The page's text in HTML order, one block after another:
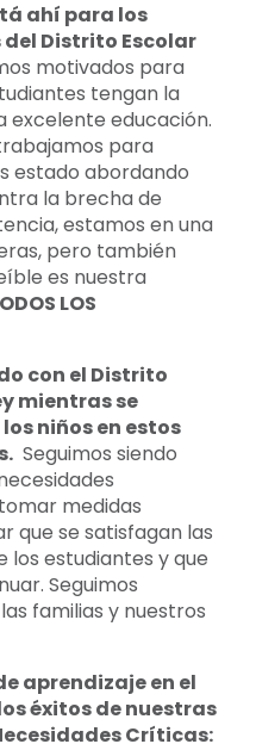
ahí para los
Distrito Escolar
motivados para
tengan la
excelente educación.
para
estado abordando
la brecha de
estamos en una
pero también
es nuestra
LOS
con el Distrito
mientras se
niños en estos
Seguimos siendo
medidas
que se satisfagan las
los estudiantes y que
Seguimos
familias y nuestros
aprendizaje en el
éxitos de nuestras
Críticas: